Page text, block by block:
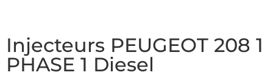
Injecteurs PEUGEOT 208 1
PHASE 1 Diesel